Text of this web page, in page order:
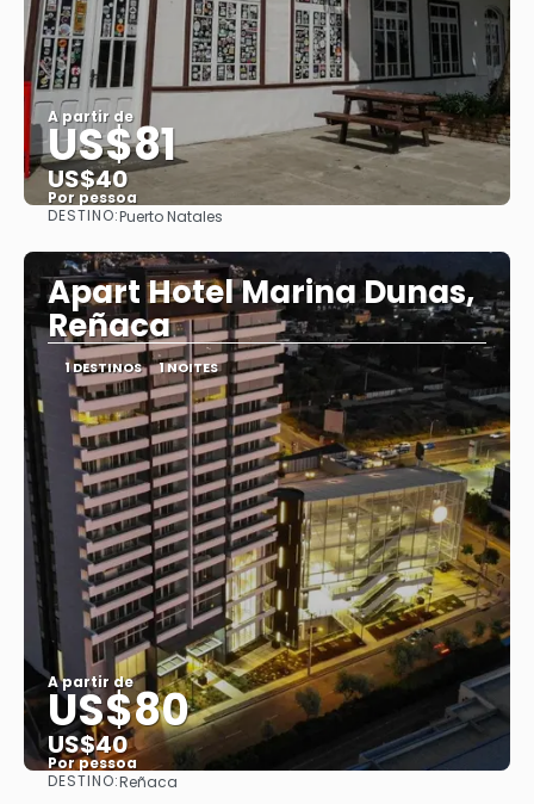
A partir de
US$81
US$40
Por pessoa
DESTINO:Puerto Natales
Apart Hotel Marina Dunas,
Reñaca
1 DESTINOS 1 NOITES
A partir de
US$80
US$40
Por pessoa
DESTINO:Reñaca